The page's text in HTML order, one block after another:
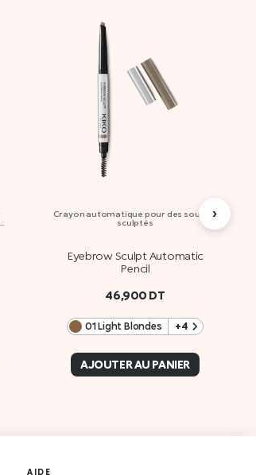
Crayon automatique pour des sourcils
sculptés
Eyebrow Sculpt Automatic
Pencil
46,900 DT
01 Light Blondes +4
AJOUTER AU PANIER
›
AIDE